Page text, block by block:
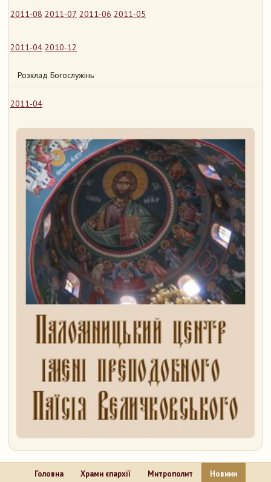
2011-08 2011-07 2011-06 2011-05
2011-04 2010-12
Розклад Богослужінь
2011-04
Головна Храми єпархії Митрополит Новини